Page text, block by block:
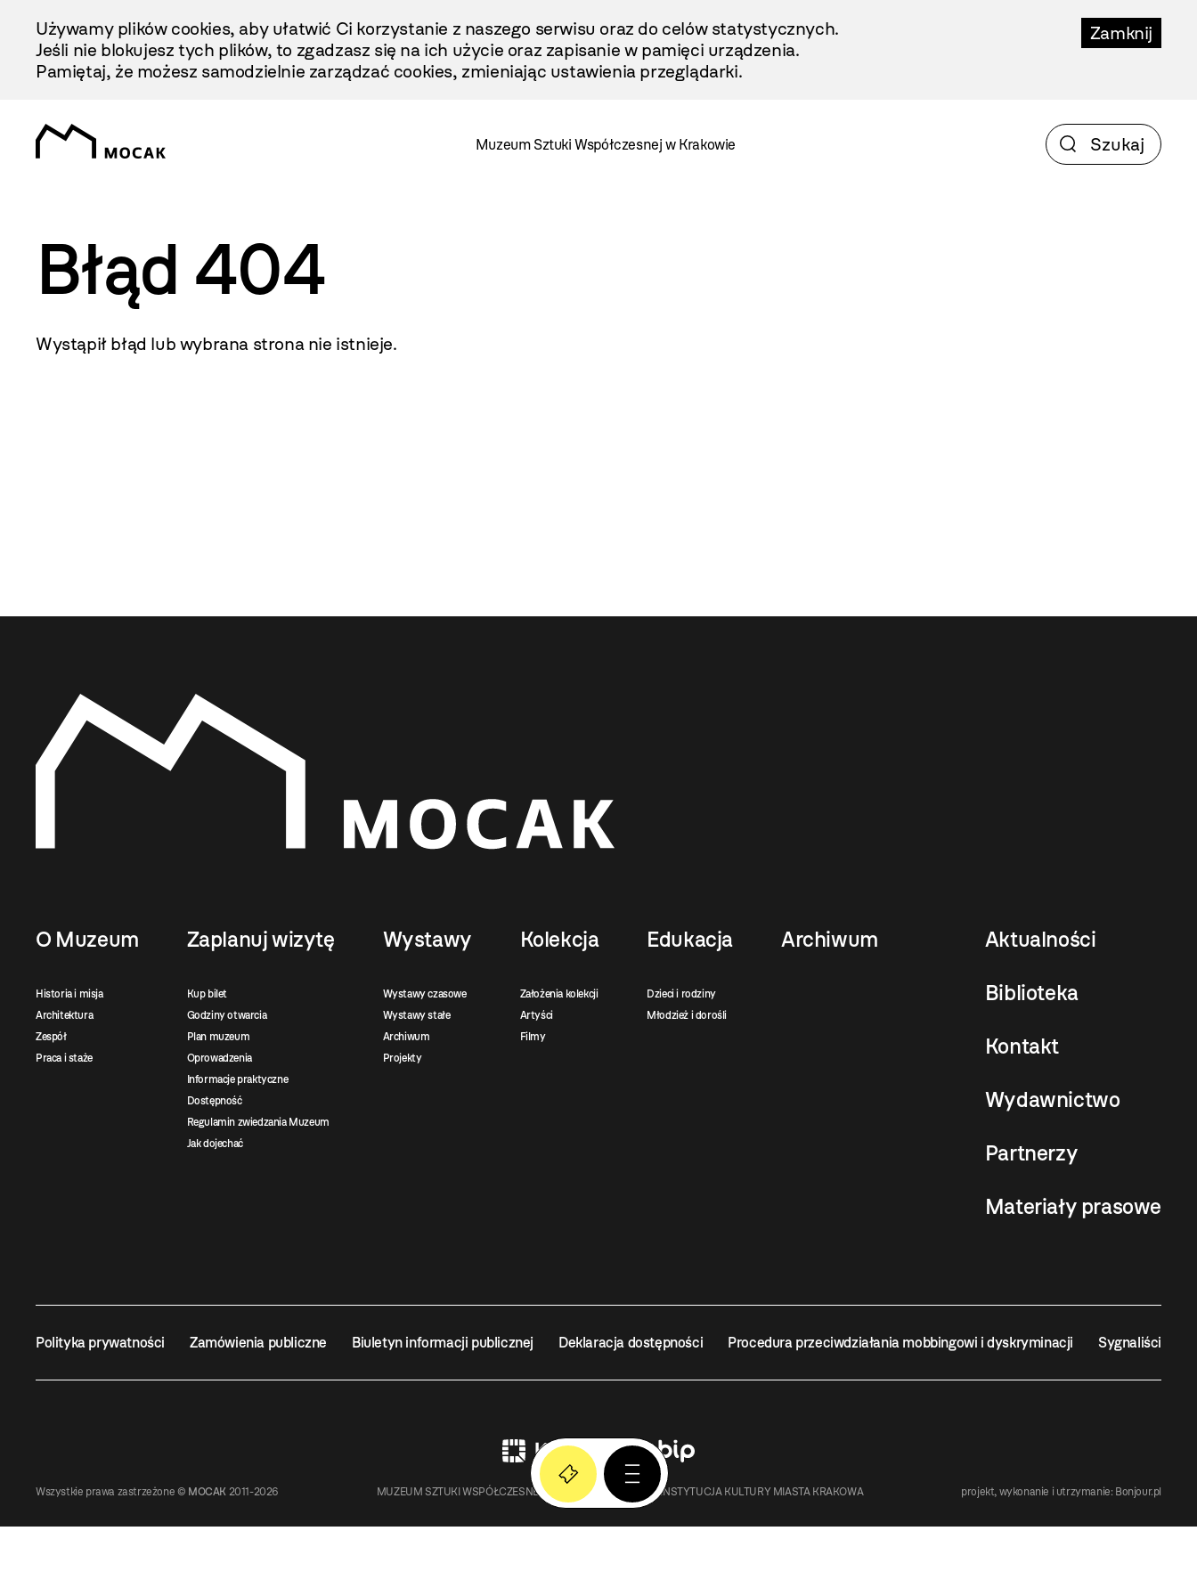
Treści
Zamknij
Używamy plików cookies, aby ułatwić Ci korzystanie z naszego serwisu oraz do celów statystycznych.
Jeśli nie blokujesz tych plików, to zgadzasz się na ich użycie oraz zapisanie w pamięci urządzenia.
Pamiętaj, że możesz samodzielnie zarządzać cookies, zmieniając ustawienia przeglądarki.
Muzeum Sztuki Współczesnej w Krakowie
Błąd 404
Wystąpił błąd lub wybrana strona nie istnieje.
O Muzeum
Historia i misja
Architektura
Zespół
Praca i staże
Zaplanuj wizytę
Kup bilet
Godziny otwarcia
Plan muzeum
Oprowadzenia
Informacje praktyczne
Dostępność
Regulamin zwiedzania Muzeum
Jak dojechać
Wystawy
Wystawy czasowe
Wystawy stałe
Archiwum
Projekty
Kolekcja
Założenia kolekcji
Artyści
Filmy
Edukacja
Dzieci i rodziny
Młodzież i dorośli
Archiwum Aktualności
Biblioteka
Kontakt
Wydawnictwo
Partnerzy
Materiały prasowe
Polityka prywatności Zamówienia publiczne Biuletyn informacji publicznej Deklaracja dostępności Procedura przeciwdziałania mobbingowi i dyskryminacji Sygnaliści
Wszystkie prawa zastrzeżone © MOCAK 2011-2026 MUZEUM SZTUKI WSPÓŁCZESNEJ W KRAKOWIE MOCAK – INSTYTUCJA KULTURY MIASTA KRAKOWA projekt, wykonanie i utrzymanie: Bonjour.pl